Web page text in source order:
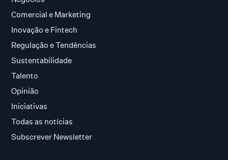
Comercial e Marketing
Inovação e Fintech
Regulação e Tendências
Sustentabilidade
Talento
Opinião
Iniciativas
Todas as notícias
Subscrever Newsletter